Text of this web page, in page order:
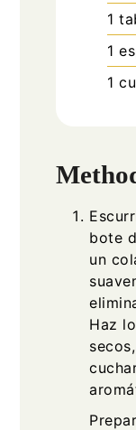
1
1
1
bote
un
Haz